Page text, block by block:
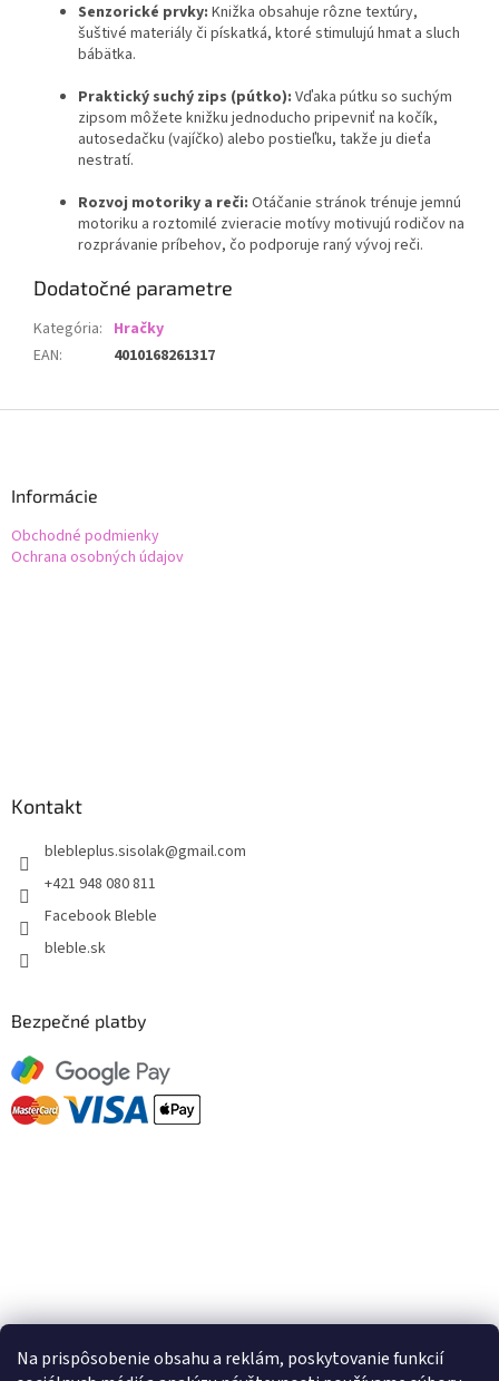
Na prispôsobenie obsahu a reklám, poskytovanie funkcií
Senzorické prvky: Knižka obsahuje rôzne textúry,
šuštivé materiály či pískatká, ktoré stimulujú hmat a sluch
bábätka.
Praktický suchý zips (pútko): Vďaka pútku so suchým
zipsom môžete knižku jednoducho pripevniť na kočík,
autosedačku (vajíčko) alebo postieľku, takže ju dieťa
nestratí.
Rozvoj motoriky a reči: Otáčanie stránok trénuje jemnú
motoriku a roztomilé zvieracie motívy motivujú rodičov na
rozprávanie príbehov, čo podporuje raný vývoj reči.
Dodatočné parametre
Kategória: Hračky
EAN: 4010168261317
Informácie
Obchodné podmienky
Ochrana osobných údajov
Kontakt
blebleplus.sisolak@gmail.com
+421 948 080 811
Facebook Bleble
bleble.sk
Bezpečné platby
Facebook